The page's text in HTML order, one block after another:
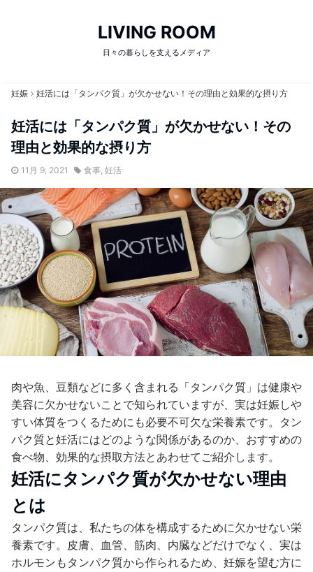
LIVING ROOM
日々の暮らしを支えるメディア
妊娠 妊活には「タンパク質」が欠かせない！その理由と効果的な摂り方
妊活には「タンパク質」が欠かせない！その
理由と効果的な摂り方
11月 9, 2021 食事, 妊活
肉や魚、豆類などに多く含まれる「タンパク質」は健康や
美容に欠かせないことで知られていますが、実は妊娠しや
すい体質をつくるためにも必要不可欠な栄養素です。タン
パク質と妊活にはどのような関係があるのか、おすすめの
食べ物、効果的な摂取方法とあわせてご紹介します。
妊活にタンパク質が欠かせない理由
とは
タンパク質は、私たちの体を構成するために欠かせない栄
養素です。皮膚、血管、筋肉、内臓などだけでなく、実は
ホルモンもタンパク質から作られるため、妊娠を望む方に